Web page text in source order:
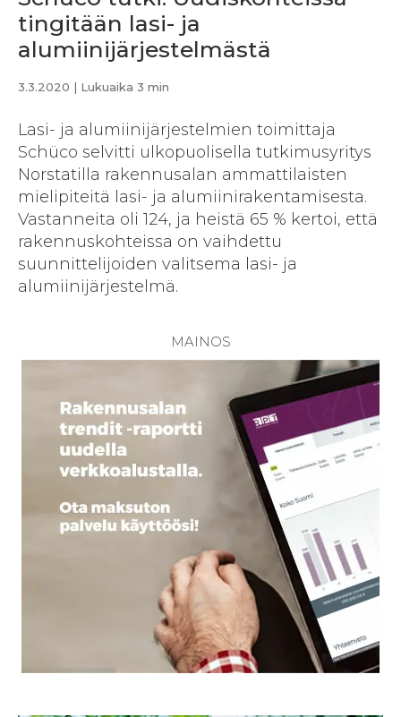
tingitään lasi- ja
alumiinijärjestelmästä
3.3.2020 | Lukuaika 3 min
Lasi- ja alumiinijärjestelmien toimittaja
Schüco selvitti ulkopuolisella tutkimusyritys
Norstatilla rakennusalan ammattilaisten
mielipiteitä lasi- ja alumiinirakentamisesta.
Vastanneita oli 124, ja heistä 65 % kertoi, että
rakennuskohteissa on vaihdettu
suunnittelijoiden valitsema lasi- ja
alumiinijärjestelmä.